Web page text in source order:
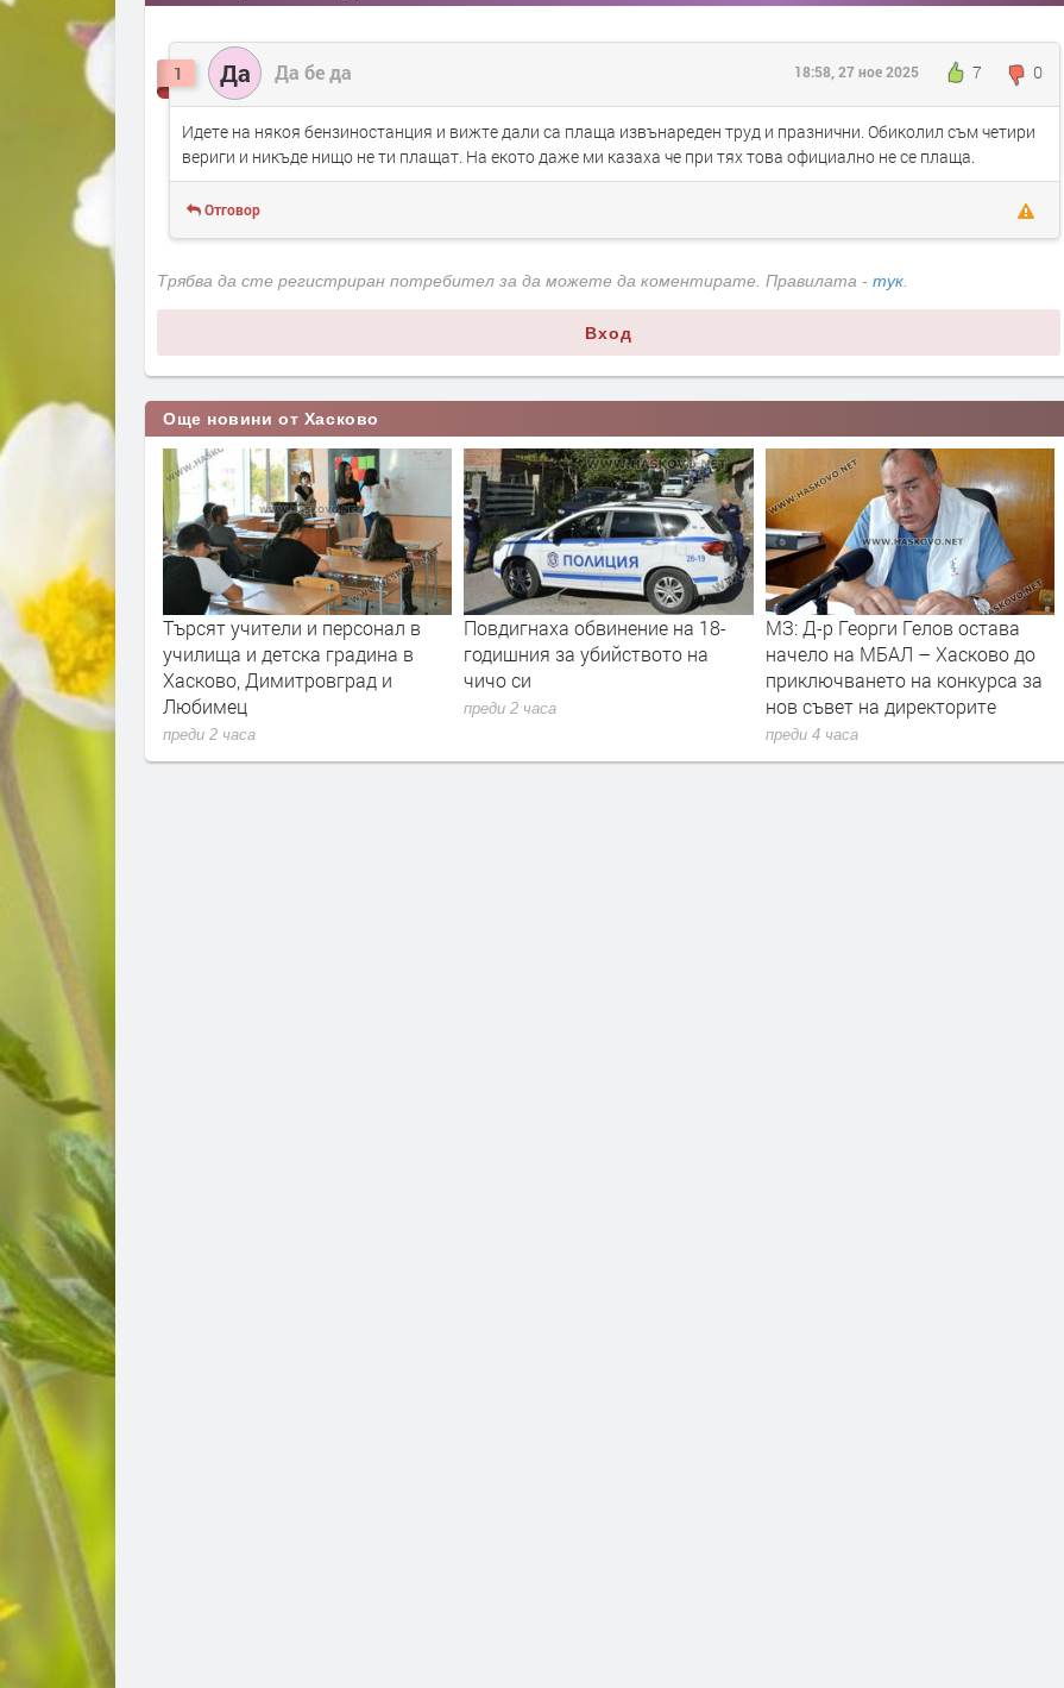
1 Да Да бе да 7 0
18:58, 27 ное 2025
Идете на някоя бензиностанция и вижте дали са плаща извънареден труд и празнични. Обиколил съм четири
вериги и никъде нищо не ти плащат. На екото даже ми казаха че при тях това официално не се плаща.
Отговор
Трябва да сте регистриран потребител за да можете да коментирате. Правилата - тук
Вход
Още новини от Хасково
персонал в
градина в
и
Повдигнаха обвинение на 18-
годишния за убийството на
чичо си
преди 2 часа
МЗ: Д-р Георги Гелов остава
начело на МБАЛ – Хасково до
приключването на конкурса за
нов съвет на директорите
Слънчево и горещо време
очаква Хасковска област в
неделя
преди 10 часа